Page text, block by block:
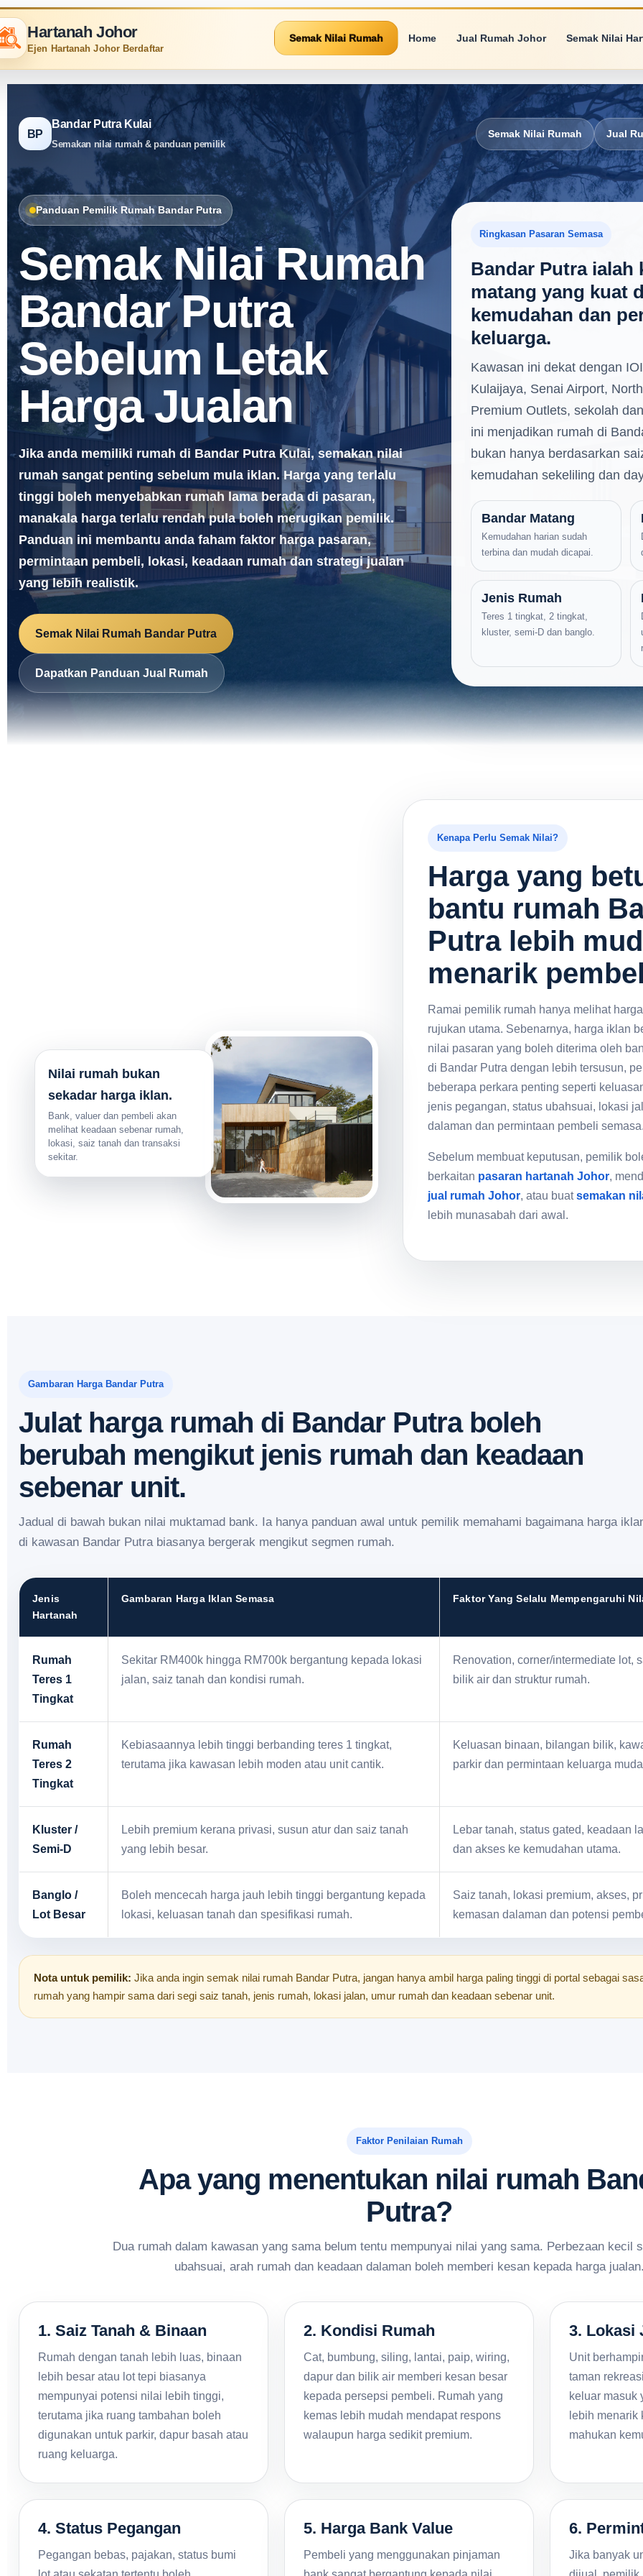
Hartanah Johor
Ejen Hartanah Johor Berdaftar
Semak Nilai Rumah Home Jual Rumah Johor Semak Nilai
BP
Bandar Putra Kulai
Semakan nilai rumah & panduan pemilik
Semak Nilai Rumah Jual
Panduan Pemilik Rumah Bandar Putra
Semak Nilai Rumah
Bandar Putra
Sebelum Letak
Harga Jualan
Jika anda memiliki rumah di Bandar Putra Kulai, semakan nilai
rumah sangat penting sebelum mula iklan. Harga yang terlalu
tinggi boleh menyebabkan rumah lama berada di pasaran,
manakala harga terlalu rendah pula boleh merugikan pemilik.
Panduan ini membantu anda faham faktor harga pasaran,
permintaan pembeli, lokasi, keadaan rumah dan strategi jualan
yang lebih realistik.
Semak Nilai Rumah Bandar Putra
Dapatkan Panduan Jual Rumah
Ringkasan Pasaran Semasa
Bandar Putra ialah
matang yang kuat
kemudahan dan
keluarga.
Kawasan ini dekat dengan
Kulaijaya, Senai Airport,
Premium Outlets, sekolah
ini menjadikan rumah di
bukan hanya berdasarkan
kemudahan sekeliling dan
Bandar Matang
Kemudahan harian sudah
terbina dan mudah dicapai.
Jenis Rumah
Teres 1 tingkat, 2 tingkat,
kluster, semi-D dan banglo.
Nilai rumah bukan
sekadar harga iklan.
Bank, valuer dan pembeli akan
melihat keadaan sebenar rumah,
lokasi, saiz tanah dan transaksi
sekitar.
Kenapa Perlu Semak Nilai?
Harga yang
bantu rumah
Putra lebih
menarik
Ramai pemilik rumah hanya melihat
rujukan utama. Sebenarnya, harga iklan
nilai pasaran yang boleh diterima oleh
di Bandar Putra dengan lebih tersusun,
beberapa perkara penting seperti
jenis pegangan, status ubahsuai, lokasi
dalaman dan permintaan pembeli
Sebelum membuat keputusan, pemilik
berkaitan pasaran hartanah Johor,
jual rumah Johor, atau buatsemakan
lebih munasabah dari awal.
Gambaran Harga Bandar Putra
Julat harga rumah di Bandar Putra boleh
berubah mengikut jenis rumah dan keadaan
sebenar unit.
Jadual di bawah bukan nilai muktamad bank. Ia hanya panduan awal untuk pemilik memahami bagaimana harga
di kawasan Bandar Putra biasanya bergerak mengikut segmen rumah.
Jenis
Hartanah
Gambaran Harga Iklan Semasa Faktor Yang Selalu Mempengaruhi
Rumah
Teres 1
Tingkat
Sekitar RM400k hingga RM700k bergantung kepada lokasi
jalan, saiz tanah dan kondisi rumah.
Renovation, corner/intermediate lot,
bilik air dan struktur rumah.
Rumah
Teres 2
Tingkat
Kebiasaannya lebih tinggi berbanding teres 1 tingkat,
terutama jika kawasan lebih moden atau unit cantik.
Keluasan binaan, bilangan bilik,
parkir dan permintaan keluarga
Kluster /
Semi-D
Lebih premium kerana privasi, susun atur dan saiz tanah
yang lebih besar.
Lebar tanah, status gated, keadaan
dan akses ke kemudahan utama.
Banglo /
Lot Besar
Boleh mencecah harga jauh lebih tinggi bergantung kepada
lokasi, keluasan tanah dan spesifikasi rumah.
Saiz tanah, lokasi premium, akses,
kemasan dalaman dan potensi
Nota untuk pemilik: Jika anda ingin semak nilai rumah Bandar Putra, jangan hanya ambil harga paling tinggi di portal sebagai
rumah yang hampir sama dari segi saiz tanah, jenis rumah, lokasi jalan, umur rumah dan keadaan sebenar unit.
Faktor Penilaian Rumah
Apa yang menentukan nilai rumah
Putra?
Dua rumah dalam kawasan yang sama belum tentu mempunyai nilai yang sama. Perbezaan kecil
ubahsuai, arah rumah dan keadaan dalaman boleh memberi kesan kepada harga
1. Saiz Tanah & Binaan
Rumah dengan tanah lebih luas, binaan
lebih besar atau lot tepi biasanya
mempunyai potensi nilai lebih tinggi,
terutama jika ruang tambahan boleh
digunakan untuk parkir, dapur basah atau
ruang keluarga.
2. Kondisi Rumah
Cat, bumbung, siling, lantai, paip, wiring,
dapur dan bilik air memberi kesan besar
kepada persepsi pembeli. Rumah yang
kemas lebih mudah mendapat respons
walaupun harga sedikit premium.
3. Lokasi
Unit
taman
keluar masuk
lebih menarik
mahukan
4. Status Pegangan
Pegangan bebas, pajakan, status bumi
5. Harga Bank Value
Pembeli yang menggunakan pinjaman
6.
Jika banyak